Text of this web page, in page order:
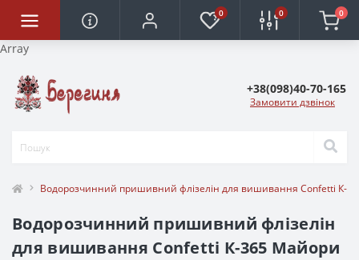
Array
0 0 0
+38(098)40-70-165
Замовити дзвінок
Водорозчинний пришивний флізелін для вишивання Confetti К-
Водорозчинний пришивний флізелін
для вишивання Confetti К-365 Майори